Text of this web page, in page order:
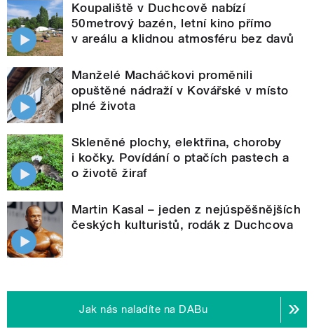
Koupaliště v Duchcově nabízí
50metrový bazén, letní kino přímo
v areálu a klidnou atmosféru bez davů
Manželé Macháčkovi proměnili
opuštěné nádraží v Kovářské v místo
plné života
Skleněné plochy, elektřina, choroby
i kočky. Povídání o ptačích pastech a
o životě žiraf
Martin Kasal – jeden z nejúspěšnějších
českých kulturistů, rodák z Duchcova
Jak nás naladíte na DABu